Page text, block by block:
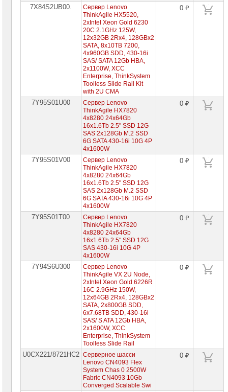
7X84S2UB00.
Сервер Lenovo
ThinkAgile HX5520,
2xIntel Xeon Gold 6230
20C 2.1GHz 125W,
12x32GB 2Rx4, 128GBx2
SATA, 8x10TB 7200,
4x960GB SDD, 430-16i
SAS/ SATA 12Gb HBA,
2x1100W, XCC
Enterprise, ThinkSystem
Toolless Slide Rail Kit
with 2U CMA
0 ₽
7Y95S01U00
Сервер Lenovo
ThinkAgile HX7820
4x8280 24x64Gb
16x1.6Tb 2.5" SSD 12G
SAS 2x128Gb M.2 SSD
6G SATA 430-16i 10G 4P
4x1600W
0 ₽
7Y95S01V00
Сервер Lenovo
ThinkAgile HX7820
4x8280 24x64Gb
16x1.6Tb 2.5" SSD 12G
SAS 2x128Gb M.2 SSD
6G SATA 430-16i 10G 4P
4x1600W
0 ₽
7Y95S01T00
Сервер Lenovo
ThinkAgile HX7820
4x8280 24x64Gb
16x1.6Tb 2.5" SSD 12G
SAS 430-16i 10G 4P
4x1600W
0 ₽
7Y94S6U300
Сервер Lenovo
ThinkAgile VX 2U Node,
2xIntel Xeon Gold 6226R
16C 2.9GHz 150W,
12x64GB 2Rx4, 128GBx2
SATA, 2x800GB SDD,
6x7.68TB SDD, 430-16i
SAS/ S ATA 12Gb HBA,
2x1600W, XCC
Enterprise, ThinkSystem
Toolless Slide Rail
0 ₽
U0CX221/8721HC2 Серверное шасси
Lenovo CN4093 Flex
System Chas 0 2500W
Fabric CN4093 10Gb
Converged Scalable Swi
0 ₽